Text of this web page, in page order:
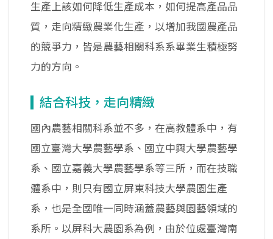
生產上該如何降低生產成本，如何提高產品品
質，走向精緻農業化生產，以增加我國農產品
的競爭力，皆是農藝相關科系系畢業生積極努
力的方向。
結合科技，走向精緻
國內農藝相關科系並不多，在高教體系中，有
國立臺灣大學農藝學系、國立中興大學農藝學
系、國立嘉義大學農藝學系等三所，而在技職
體系中，則只有國立屏東科技大學農園生產
系，也是全國唯一同時涵蓋農藝與園藝領域的
系所。以屏科大農園系為例，由於位處臺灣南